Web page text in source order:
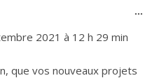
2021 à 12 h 29 min
que vos nouveaux projets
...